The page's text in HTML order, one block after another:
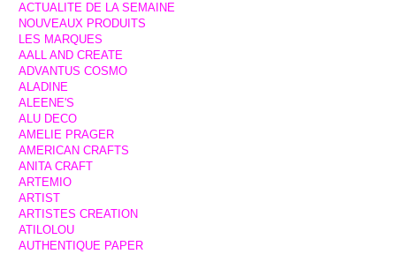
ACTUALITE DE LA SEMAINE
NOUVEAUX PRODUITS
LES MARQUES
AALL AND CREATE
ADVANTUS COSMO
ALADINE
ALEENE'S
ALU DECO
AMELIE PRAGER
AMERICAN CRAFTS
ANITA CRAFT
ARTEMIO
ARTIST
ARTISTES CREATION
ATILOLOU
AUTHENTIQUE PAPER